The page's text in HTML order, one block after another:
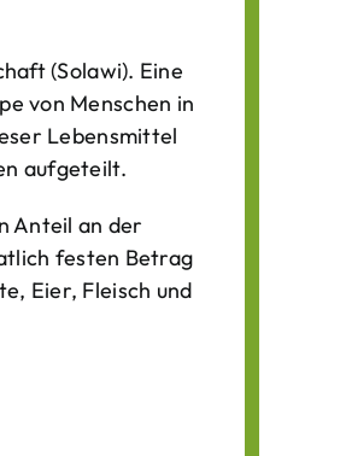
(Solawi). Eine
von Menschen in
Lebens­mittel
aufgeteilt.
Anteil an der
festen Betrag
Eier, Fleisch und